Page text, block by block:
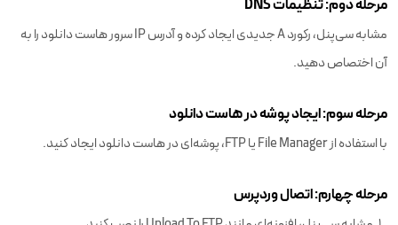
مرحله دوم: تنظیمات DNS
مشابه سی‌پنل، رکورد A جدیدی ایجاد کرده و آدرس IP سرور هاست دانلود را به
آن اختصاص دهید.
مرحله سوم: ایجاد پوشه در هاست دانلود
با استفاده از File Manager یا FTP، پوشه‌ای در هاست دانلود ایجاد کنید.
مرحله چهارم:‌ اتصال وردپرس